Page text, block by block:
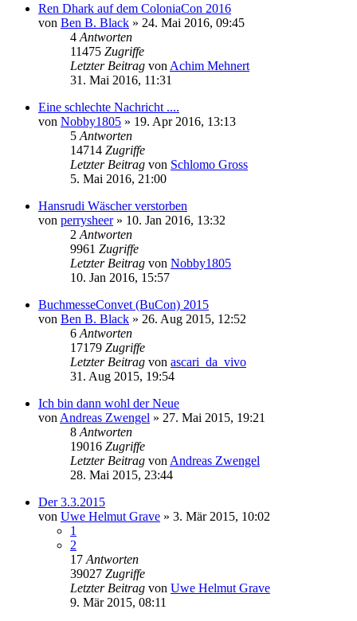
Ren Dhark auf dem ColoniaCon 2016
von Ben B. Black » 24. Mai 2016, 09:45
4 Antworten
11475 Zugriffe
Letzter Beitrag von Achim Mehnert
31. Mai 2016, 11:31
Eine schlechte Nachricht ....
von Nobby1805 » 19. Apr 2016, 13:13
5 Antworten
14714 Zugriffe
Letzter Beitrag von Schlomo Gross
5. Mai 2016, 21:00
Hansrudi Wäscher verstorben
von perrysheer» 10. Jan 2016, 13:32
2 Antworten
9961 Zugriffe
Letzter Beitrag von Nobby1805
10. Jan 2016, 15:57
BuchmesseConvet (BuCon) 2015
von Ben B. Black » 26. Aug 2015, 12:52
6 Antworten
17179 Zugriffe
Letzter Beitrag von ascari_da_vivo
31. Aug 2015, 19:54
Ich bin dann wohl der Neue
von Andreas Zwengel » 27. Mai 2015, 19:21
8 Antworten
19016 Zugriffe
Letzter Beitrag von Andreas Zwengel
28. Mai 2015, 23:44
Der 3.3.2015
von Uwe Helmut Grave » 3. Mär 2015, 10:02
1
2
17 Antworten
39027 Zugriffe
Letzter Beitrag von Uwe Helmut Grave
9. Mär 2015, 08:11